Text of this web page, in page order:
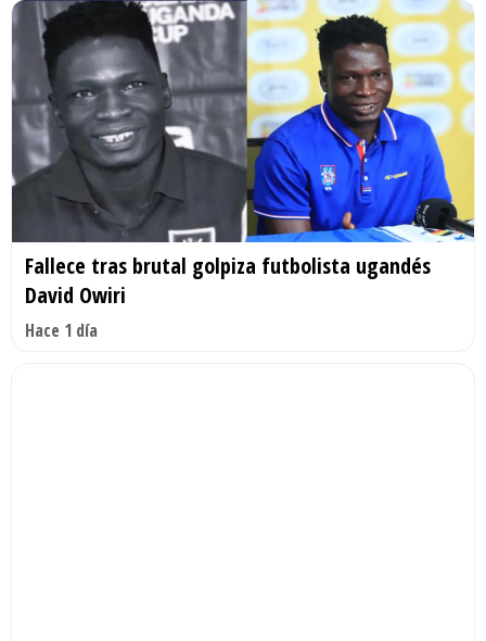
Fallece tras brutal golpiza futbolista ugandés
David Owiri
Hace 1 día